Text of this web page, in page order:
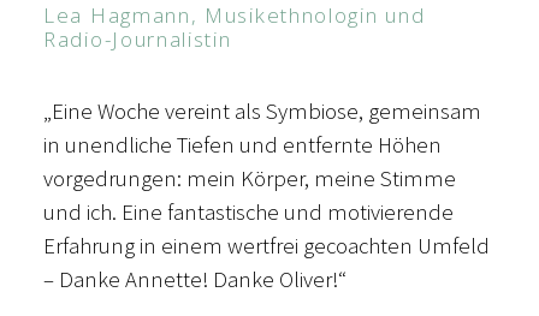
Lea Hagmann, Musikethnologin und
Radio-Journalistin
„Eine Woche vereint als Symbiose, gemeinsam
in unendliche Tiefen und entfernte Höhen
vorgedrungen: mein Körper, meine Stimme
und ich. Eine fantastische und motivierende
Erfahrung in einem wertfrei gecoachten Umfeld
– Danke Annette! Danke Oliver!“